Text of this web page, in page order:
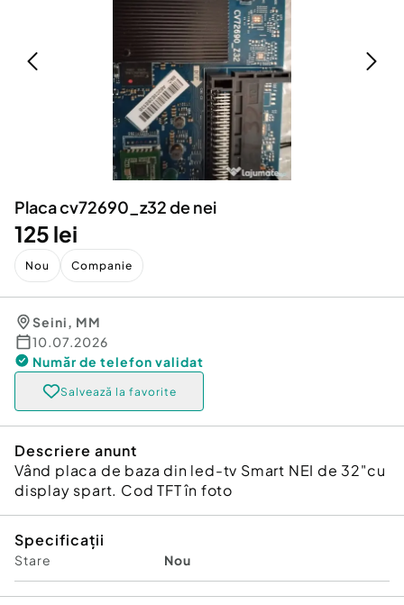
Animale de companie
Afaceri și echipamente profesionale
Inchiriere Bunuri si Vehicule
Utilaje agricole si industriale
Piese auto si accesorii
Dacia Duster
Placa cv72690_z32 de nei
125 lei
Nou Companie
Seini, MM
10.07.2026
Număr de telefon validat
Salvează la favorite
Descriere anunt
Vând placa de baza din led-tv Smart NEI de 32"cu
display spart. Cod TFT în foto
Specificații
Stare Nou